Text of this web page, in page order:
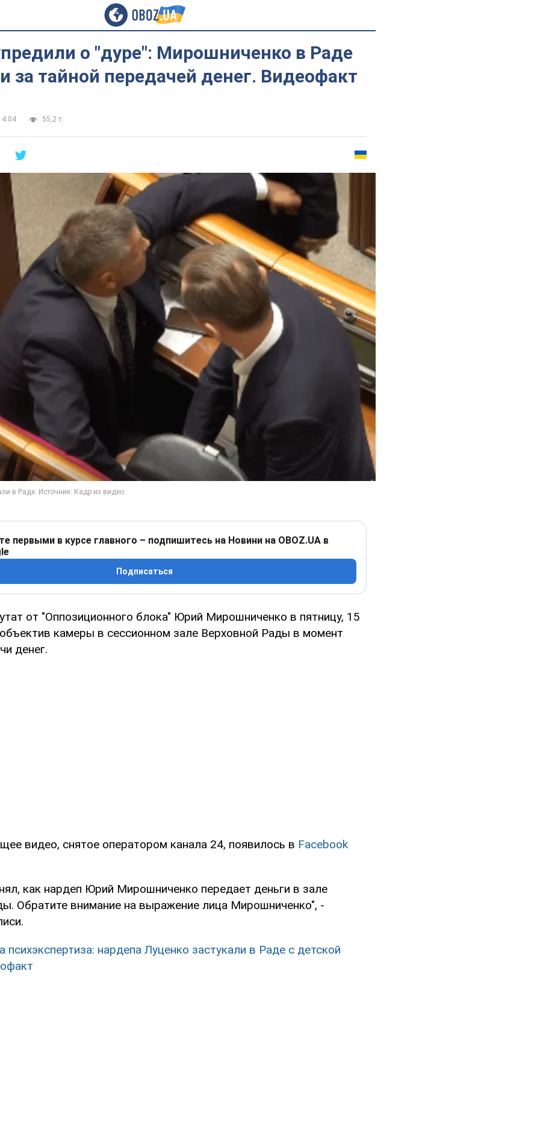
о "дуре": Мирошниченко в Раде
за тайной передачей денег. Видеофакт
55,2 т.
первыми в курсе главного – подпишитесь на Новини на OBOZ.UA в
Подписаться
от "Оппозиционного блока" Юрий Мирошниченко в пятницу, 15
камеры в сессионном зале Верховной Рады в момент
денег.
видео, снятое оператором канала 24, появилось в Facebook
как нардеп Юрий Мирошниченко передает деньги в зале
Обратите внимание на выражение лица Мирошниченко", -
психэкспертиза: нардепа Луценко застукали в Раде с детской